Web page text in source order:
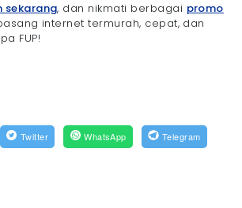
sekarang, dan nikmati berbagai promo
internet termurah, cepat, dan
FUP!
Twitter WhatsApp Telegram